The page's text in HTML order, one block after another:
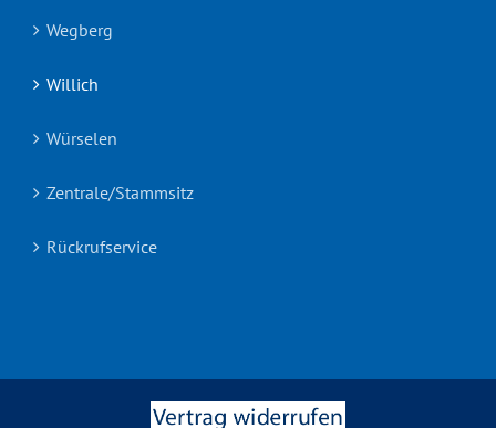
Wegberg
Willich
Würselen
Zentrale/Stammsitz
Rückrufservice